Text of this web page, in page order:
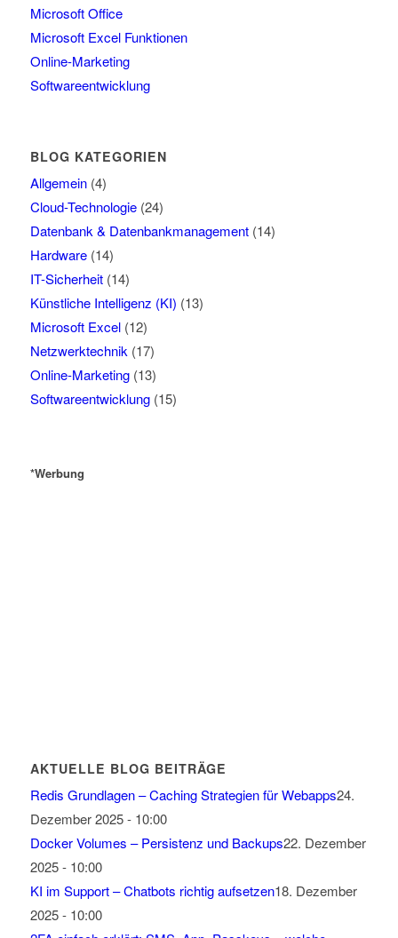
Microsoft Office
Microsoft Excel Funktionen
Online-Marketing
Softwareentwicklung
BLOG KATEGORIEN
Allgemein(4)
Cloud-Technologie(24)
Datenbank & Datenbankmanagement(14)
Hardware(14)
IT-Sicherheit(14)
Künstliche Intelligenz (KI) (13)
Microsoft Excel(12)
Netzwerktechnik (17)
Online-Marketing(13)
Softwareentwicklung(15)
*Werbung
AKTUELLE BLOG BEITRÄGE
Redis Grundlagen – Caching Strategien für Webapps24.
Dezember 2025 - 10:00
Docker Volumes – Persistenz und Backups22. Dezember
2025 - 10:00
KI im Support – Chatbots richtig aufsetzen18. Dezember
2025 - 10:00